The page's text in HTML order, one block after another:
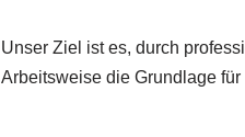
Unser Ziel ist es, durch
Arbeitsweise die Grundlage